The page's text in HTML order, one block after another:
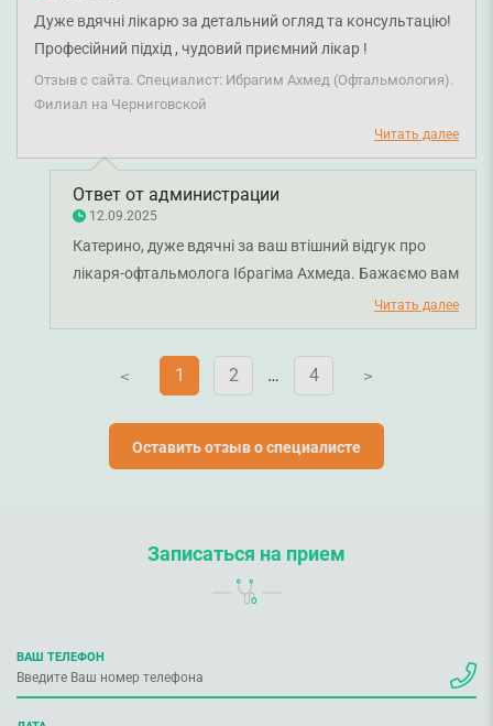
Дуже вдячні лікарю за детальний огляд та консультацію!
Професійний підхід , чудовий приємний лікар !
Рекомендую!
Отзыв с сайта. Специалист: Ибрагим Ахмед (Офтальмология).
Филиал на Черниговской
Читать далее
Ответ от администрации
12.09.2025
Катерино, дуже вдячні за ваш втішний відгук про
лікаря-офтальмолога Ібрагіма Ахмеда. Бажаємо вам
Читать далее
V 1 2 … 4 V
Оставить отзыв о специалисте
Записаться на прием
ВАШ ТЕЛЕФОН